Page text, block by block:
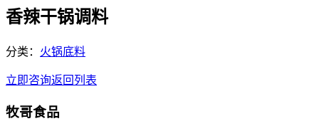
香辣干锅调料
分类： 火锅底料
立即咨询返回列表
牧哥食品